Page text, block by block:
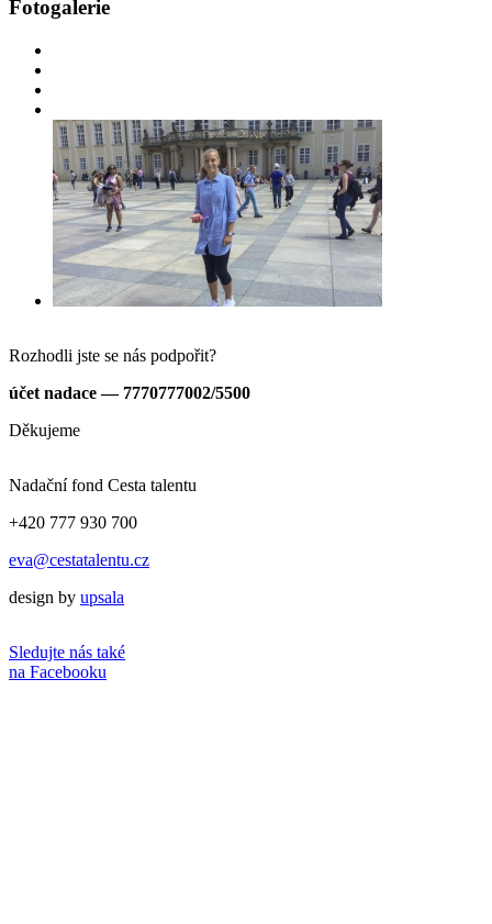
Fotogalerie
Rozhodli jste se nás podpořit?
účet nadace — 7770777002/5500
Děkujeme
Nadační fond Cesta talentu
+420 777 930 700
eva@cestatalentu.cz
design by upsala
Sledujte nás také
na Facebooku